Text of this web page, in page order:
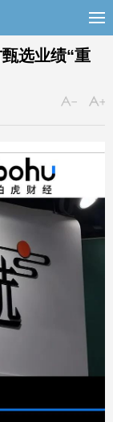
选业绩“重